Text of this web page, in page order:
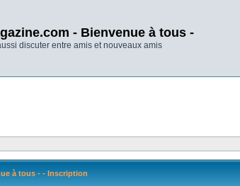
- Bienvenue à tous -
discuter entre amis et nouveaux amis
à tous - - Inscription